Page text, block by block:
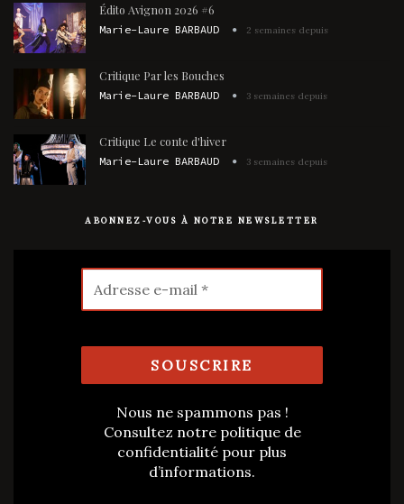
Édito Avignon 2026 #6
Marie-Laure BARBAUD 2 semaines depuis
Critique Par les Bouches
Marie-Laure BARBAUD 3 semaines depuis
Critique Le conte d'hiver
Marie-Laure BARBAUD 3 semaines depuis
ABONNEZ-VOUS À NOTRE NEWSLETTER
Nous ne spammons pas !
Consultez notre politique de
confidentialité pour plus
d’informations.